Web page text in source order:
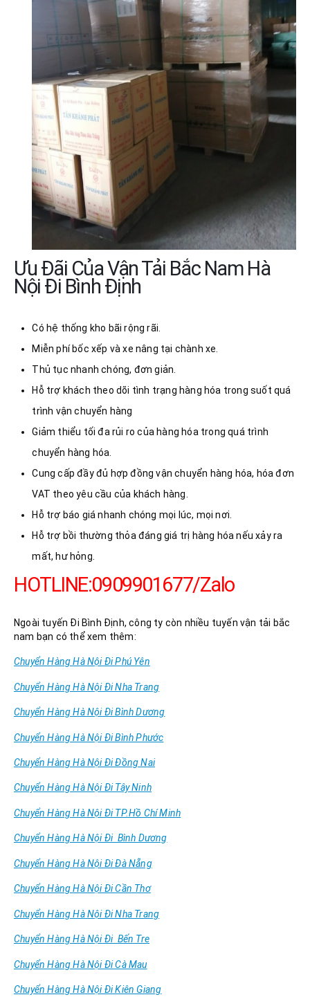
Ưu Đãi Của Vận Tải Bắc Nam Hà
Nội Đi Bình Định
Có hệ thống kho bãi rộng rãi.
Miễn phí bốc xếp và xe nâng tại chành xe.
Thủ tục nhanh chóng, đơn giản.
Hỗ trợ khách theo dõi tình trạng hàng hóa trong suốt quá
trình vận chuyển hàng
Giảm thiểu tối đa rủi ro của hàng hóa trong quá trình
chuyển hàng hóa.
Cung cấp đầy đủ hợp đồng vận chuyển hàng hóa, hóa đơn
VAT theo yêu cầu của khách hàng.
Hỗ trợ báo giá nhanh chóng mọi lúc, mọi nơi.
Hỗ trợ bồi thường thỏa đáng giá trị hàng hóa nếu xảy ra
mất, hư hỏng.
HOTLINE:0909901677/Zalo
Ngoài tuyến Đi Bình Định, công ty còn nhiều tuyến vận tải bắc
nam bạn có thể xem thêm:
Chuyển Hàng Hà Nội Đi Phú Yên
Chuyển Hàng Hà Nội Đi Nha Trang
Chuyển Hàng Hà Nội Đi Bình Dương
Chuyển Hàng Hà Nội Đi Bình Phước
Chuyển Hàng Hà Nội Đi Đồng Nai
Chuyển Hàng Hà Nội Đi Tây Ninh
Chuyển Hàng Hà Nội Đi TP.Hồ Chí Minh
Chuyển Hàng Hà Nội Đi Bình Dương
Chuyển Hàng Hà Nội Đi Đà Nẵng
Chuyển Hàng Hà Nội Đi Cần Thơ
Chuyển Hàng Hà Nội Đi Nha Trang
Chuyển Hàng Hà Nội Đi Bến Tre
Chuyển Hàng Hà Nội Đi Cà Mau
Chuyển Hàng Hà Nội Đi Kiên Giang